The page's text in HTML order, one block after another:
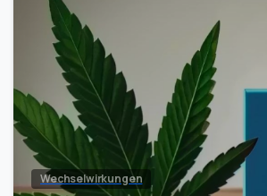
Wechselwirkungen